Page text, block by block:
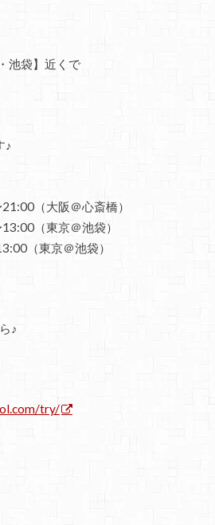
池袋】近くで
♪
（大阪＠心斎橋）
（東京＠池袋）
（東京＠池袋）
♪
try/